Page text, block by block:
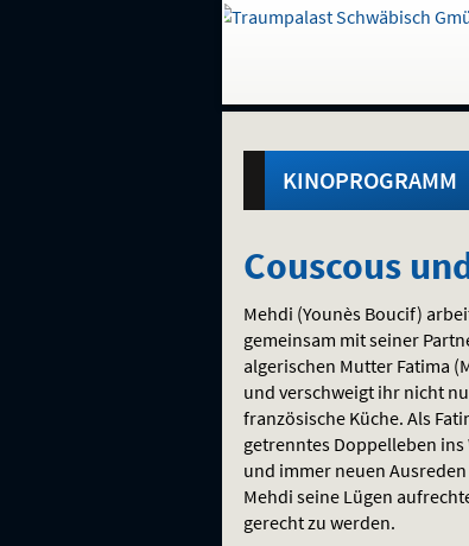
direkt
Inhalt
Menü
und
Gehe
Standortauswahl
KINOPROGRAMM
Couscous
und
Geheimnisse
Couscous
Mehdi (Younès Boucif)
gemeinsam mit seiner
algerischen Mutter Fatima
und verschweigt ihr nicht
französische Küche. Als
getrenntes Doppelleben
und immer neuen
Mehdi seine Lügen
gerecht zu werden.